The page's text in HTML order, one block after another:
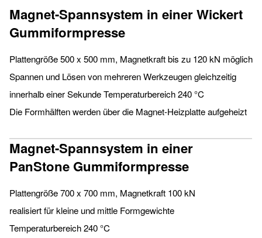
Magnet-Spannsystem in einer Wickert
Gummiformpresse
Plattengröße 500 x 500 mm, Magnetkraft bis zu 120 kN möglich
Spannen und Lösen von mehreren Werkzeugen gleichzeitig
innerhalb einer Sekunde Temperaturbereich 240 °C
Die Formhälften werden über die Magnet-Heizplatte aufgeheizt
Magnet-Spannsystem in einer
PanStone Gummiformpresse
Plattengröße 700 x 700 mm, Magnetkraft 100 kN
realisiert für kleine und mittle Formgewichte
Temperaturbereich 240 °C